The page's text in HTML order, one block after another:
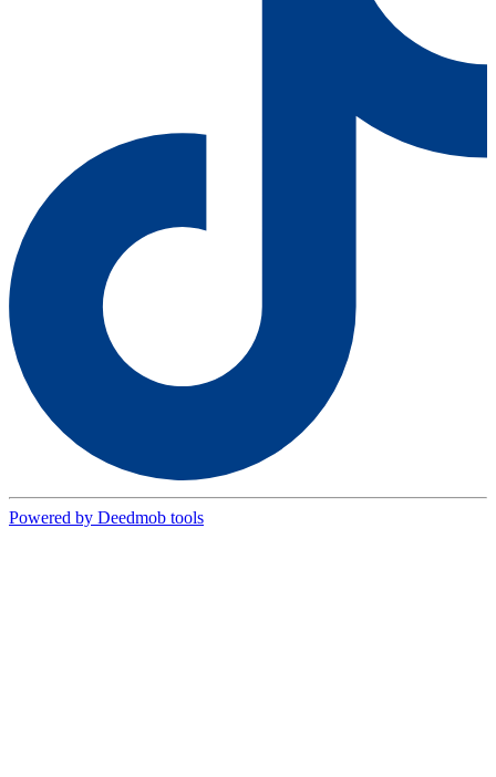
Powered by Deedmob tools